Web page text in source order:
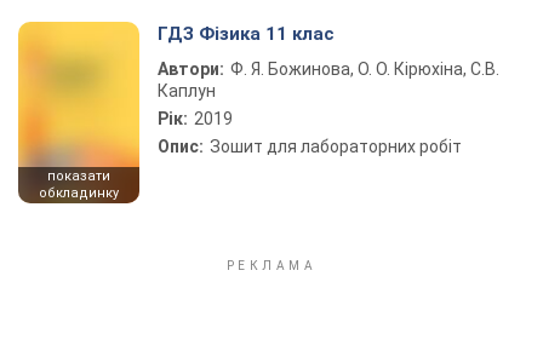
показати
обкладинку
ГДЗ Фізика 11 клас
Автори: Ф. Я. Божинова, О. О. Кірюхіна, С.В.
Каплун
Рік: 2019
Опис: Зошит для лабораторних робіт